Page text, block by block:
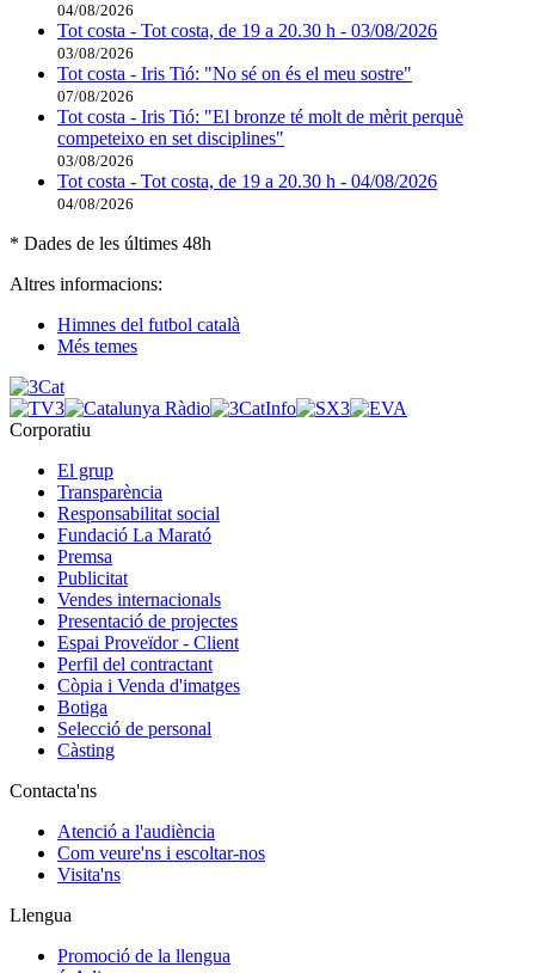
04/08/2026
Tot costa - Tot costa, de 19 a 20.30 h - 03/08/2026
03/08/2026
Tot costa - Iris Tió: "No sé on és el meu sostre"
07/08/2026
Tot costa - Iris Tió: "El bronze té molt de mèrit perquè
competeixo en set disciplines"
03/08/2026
Tot costa - Tot costa, de 19 a 20.30 h - 04/08/2026
04/08/2026
* Dades de les últimes 48h
Altres informacions:
Himnes del futbol català
Més temes
Corporatiu
El grup
Transparència
Responsabilitat social
Fundació La Marató
Premsa
Publicitat
Vendes internacionals
Presentació de projectes
Espai Proveïdor - Client
Perfil del contractant
Còpia i Venda d'imatges
Botiga
Selecció de personal
Càsting
Contacta'ns
Atenció a l'audiència
Com veure'ns i escoltar-nos
Visita'ns
Llengua
Promoció de la llengua